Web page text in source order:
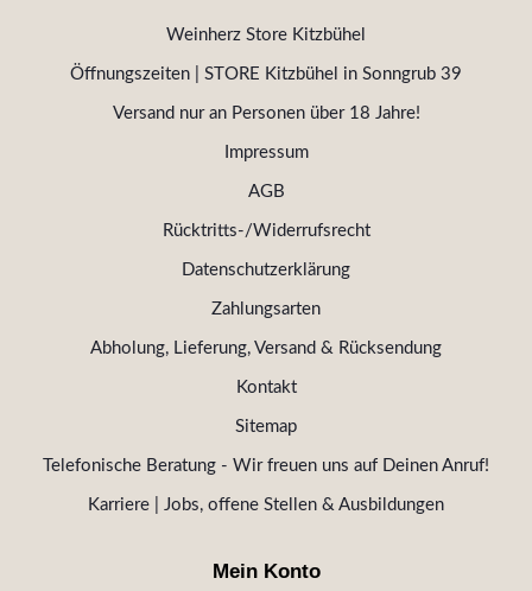
Weinherz Store Kitzbühel
Öffnungszeiten | STORE Kitzbühel in Sonngrub 39
Versand nur an Personen über 18 Jahre!
Impressum
AGB
Rücktritts-/Widerrufsrecht
Datenschutzerklärung
Zahlungsarten
Abholung, Lieferung, Versand & Rücksendung
Kontakt
Sitemap
Telefonische Beratung - Wir freuen uns auf Deinen Anruf!
Karriere | Jobs, offene Stellen & Ausbildungen
Mein Konto